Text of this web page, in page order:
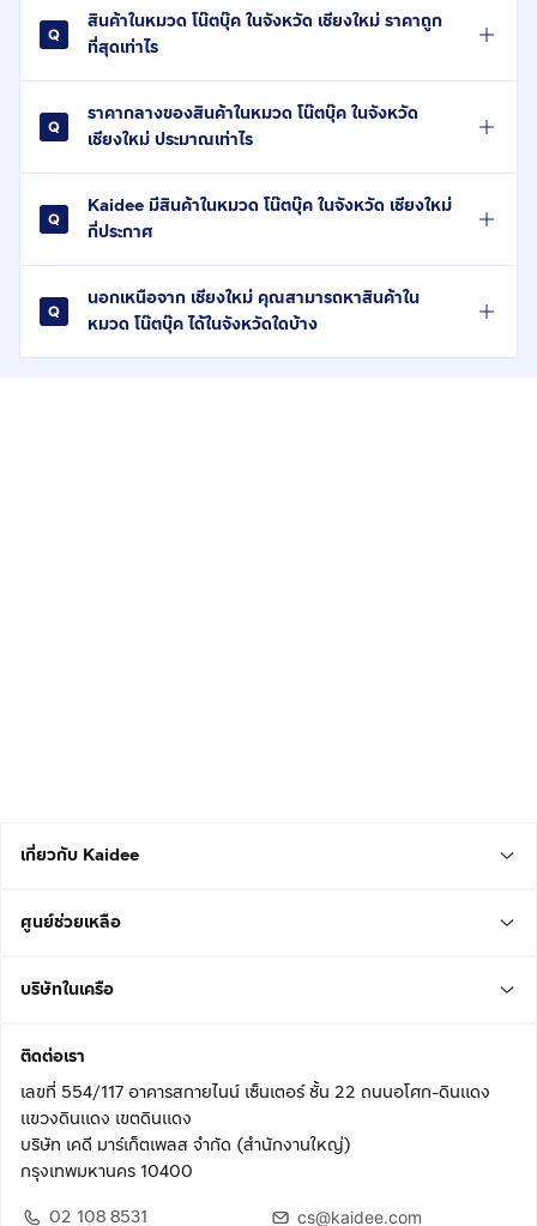
สินค้าในหมวด โน๊ตบุ๊ค ในจังหวัด เชียงใหม่ ราคาถูก
ที่สุดเท่าไร
ราคากลางของสินค้าในหมวด โน๊ตบุ๊ค ในจังหวัด
เชียงใหม่ ประมาณเท่าไร
Kaidee มีสินค้าในหมวด โน๊ตบุ๊ค ในจังหวัด เชียงใหม่
กี่ประกาศ
นอกเหนือจาก เชียงใหม่ คุณสามารถหาสินค้าใน
หมวด โน๊ตบุ๊ค ได้ในจังหวัดใดบ้าง
เกี่ยวกับ Kaidee
ศูนย์ช่วยเหลือ
บริษัทในเครือ
ติดต่อเรา
เลขที่ 554/117 อาคารสกายไนน์ เซ็นเตอร์ ชั้น 22 ถนนอโศก-ดินแดง
แขวงดินแดง เขตดินแดง
บริษัท เคดี มาร์เก็ตเพลส จำกัด (สำนักงานใหญ่)
กรุงเทพมหานคร 10400
02 108 8531
cs@kaidee.com